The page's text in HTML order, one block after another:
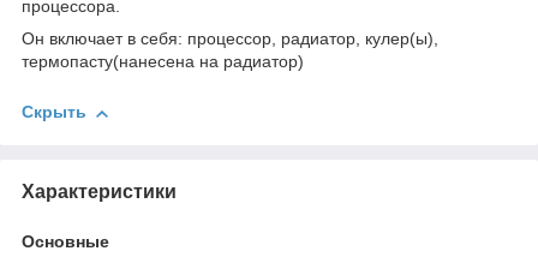
процессора.
Он включает в себя: процессор, радиатор, кулер(ы),
термопасту(нанесена на радиатор)
Скрыть
Характеристики
Основные